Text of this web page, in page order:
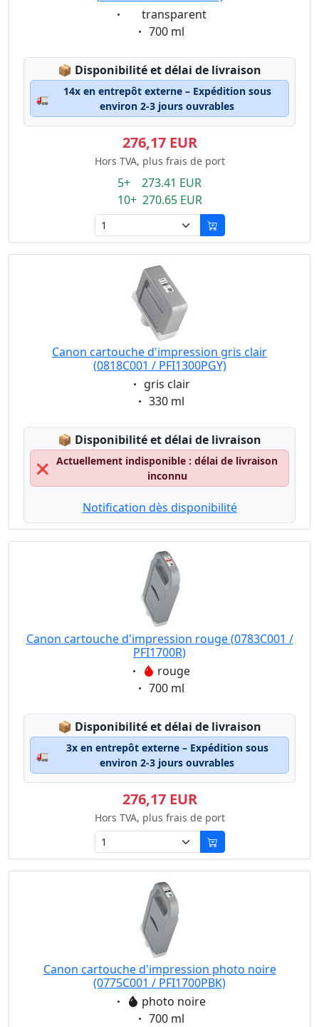
Eigenschaft:
transparent
Eigenschaft:
700 ml
📦 Lagerstatus:
Disponibilité et délai de livraison
🚛
14x en entrepôt externe – Expédition sous
environ 2-3 jours ouvrables
276,17 EUR
Hors TVA, plus frais de port
5+ 273.41 EUR
10+ 270.65 EUR
Canon cartouche d'impression gris clair
(0818C001 / PFI1300PGY)
Eigenschaft:
gris clair
Eigenschaft:
330 ml
📦 Lagerstatus:
Disponibilité et délai de livraison
❌
Actuellement indisponible : délai de livraison
inconnu
Notification dès disponibilité
Canon cartouche d'impression rouge (0783C001 /
PFI1700R)
Eigenschaft:
rouge
Eigenschaft:
700 ml
📦 Lagerstatus:
Disponibilité et délai de livraison
🚛
3x en entrepôt externe – Expédition sous
environ 2-3 jours ouvrables
276,17 EUR
Hors TVA, plus frais de port
Canon cartouche d'impression photo noire
(0775C001 / PFI1700PBK)
Eigenschaft:
photo noire
Eigenschaft:
700 ml